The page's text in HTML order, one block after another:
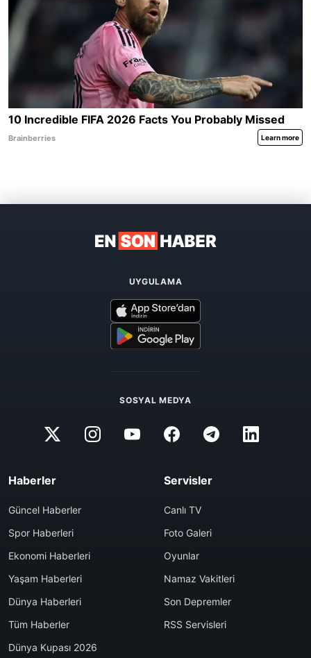
UYGULAMA
SOSYAL MEDYA
Haberler
Güncel Haberler
Spor Haberleri
Ekonomi Haberleri
Yaşam Haberleri
Dünya Haberleri
Tüm Haberler
Dünya Kupası 2026
Servisler
Canlı TV
Foto Galeri
Oyunlar
Namaz Vakitleri
Son Depremler
RSS Servisleri